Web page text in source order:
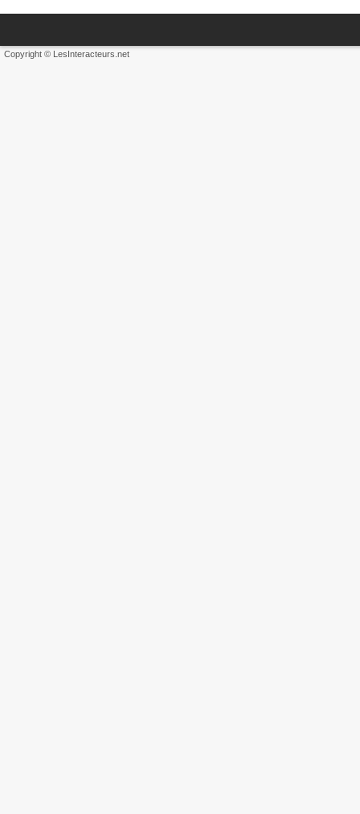
Copyright © LesInteracteurs.net